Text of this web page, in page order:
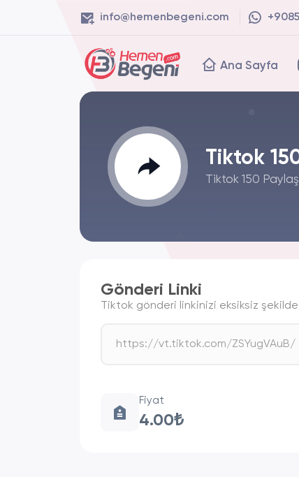
info@hemenbegeni.com
Ana Sayfa
Tiktok
Tiktok 150
Gönderi Linki
Tiktok gönderi linkinizi eksiksiz şekilde
Fiyat
4.00₺